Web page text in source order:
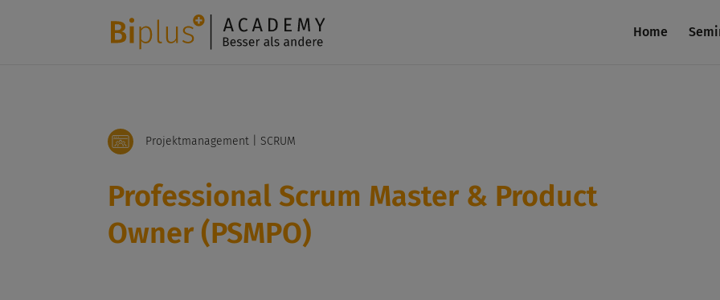
Home
Projektmanagement | SCRUM
Professional Scrum Master & Product
Owner (PSMPO)